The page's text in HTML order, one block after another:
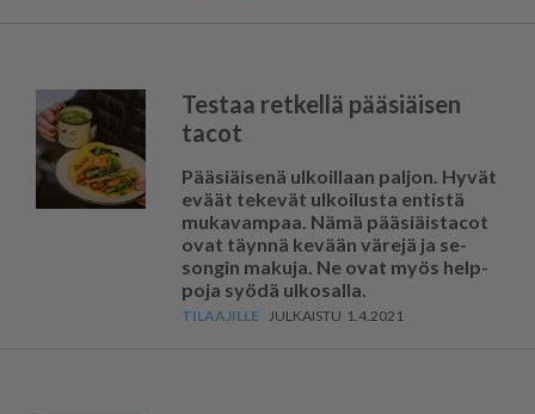
Testaa retkellä pääsiäisen
tacot
Pää­si­äi­se­nä ul­koil­laan pal­jon. Hy­vät
eväät te­ke­vät ul­koi­lus­ta en­tis­tä
mu­ka­vam­paa. Nämä pää­si­äis­ta­cot
ovat täyn­nä ke­vään vä­re­jä ja se­
son­gin ma­ku­ja. Ne ovat myös help­
po­ja syö­dä ul­ko­sal­la.
1.4.2021